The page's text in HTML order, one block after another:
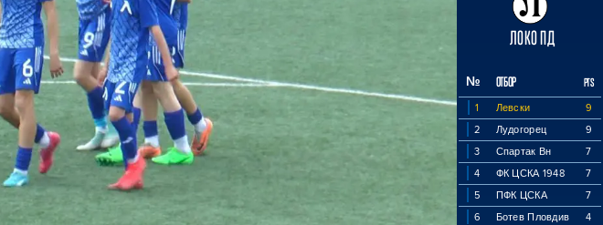
ЛОКО ПД
№ ОТБОР PTS
1 Левски
9
2
Лудогорец
9
3
Спартак Вн
7
4
ФК ЦСКА 1948
7
5
ПФК ЦСКА
7
6
Ботев Пловдив
4